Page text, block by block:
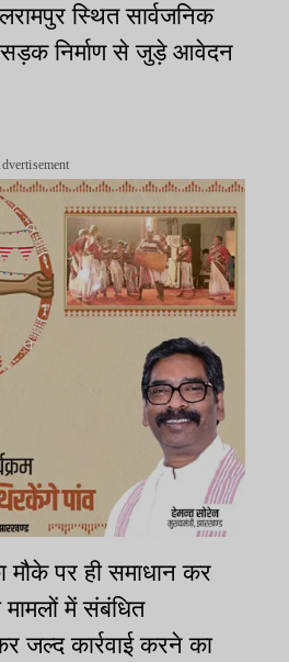
स्थित सार्वजनिक
निर्माण से जुड़े आवेदन
मौके पर ही समाधान कर
मामलों में संबंधित
जल्द कार्रवाई करने का